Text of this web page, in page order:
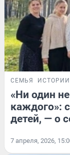
СЕМЬЯ ИСТОРИИ
«Ни один
каждого»:
детей, — о
7 апреля, 2026,